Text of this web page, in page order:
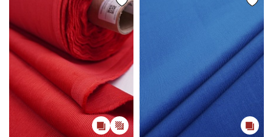
Электронная почта
Подписаться
Ознакомлен(а) с
Политикой обработки персональных
данныхи даюСогласие на обработку персональных
данных